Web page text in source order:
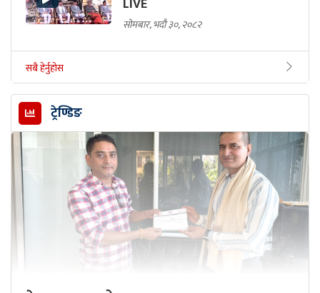
सोमबार, भदौ ३०, २०८२
सबै हेर्नुहोस
ट्रेण्डिङ